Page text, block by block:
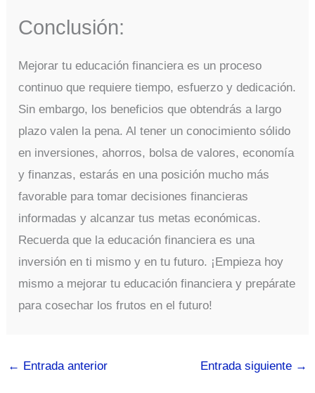
Conclusión:
Mejorar tu educación financiera es un proceso
continuo que requiere tiempo, esfuerzo y dedicación.
Sin embargo, los beneficios que obtendrás a largo
plazo valen la pena. Al tener un conocimiento sólido
en inversiones, ahorros, bolsa de valores, economía
y finanzas, estarás en una posición mucho más
favorable para tomar decisiones financieras
informadas y alcanzar tus metas económicas.
Recuerda que la educación financiera es una
inversión en ti mismo y en tu futuro. ¡Empieza hoy
mismo a mejorar tu educación financiera y prepárate
para cosechar los frutos en el futuro!
← Entrada anterior Entrada siguiente →